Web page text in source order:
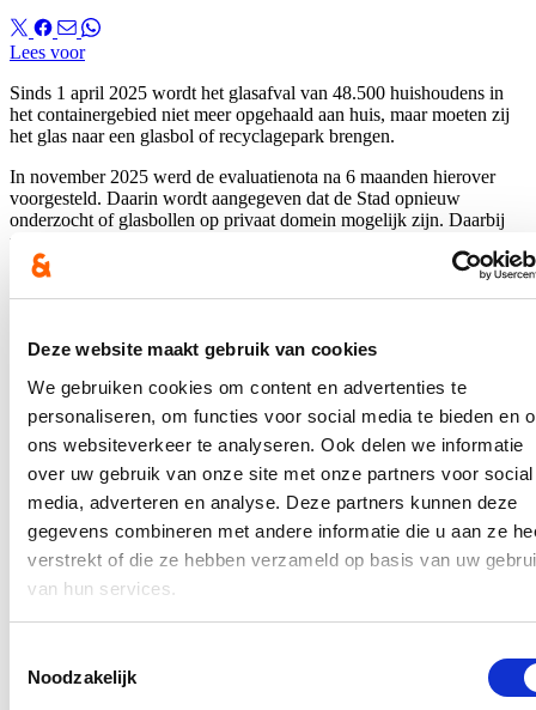
Deze website maakt gebruik van cookies
We gebruiken cookies om content en advertenties te
personaliseren, om functies voor social media te bieden en
ons websiteverkeer te analyseren. Ook delen we informatie
over uw gebruik van onze site met onze partners voor social
media, adverteren en analyse. Deze partners kunnen deze
gegevens combineren met andere informatie die u aan ze
verstrekt of die ze hebben verzameld op basis van uw
van hun services.
Noodzakelijk
Lees voor
Sinds 1 april 2025 wordt het glasafval van 48.500 huishoudens in
het containergebied niet meer opgehaald aan huis, maar moeten zij
het glas naar een glasbol of recyclagepark brengen.
In november 2025 werd de evaluatienota na 6 maanden hierover
voorgesteld. Daarin wordt aangegeven dat de Stad opnieuw
onderzocht of glasbollen op privaat domein mogelijk zijn. Daarbij
werden 6 theoretisch geschikte supermarktparkings en 4 extra
geschikte sporthalparkings gedetecteerd.
Verder werd aangekondigd dat de stad “de komende tijd” voor
publieke en/of commerciële activiteit zou onderzoeken.
Stijn stelde hierover vragen aan de bevoegde schepen tijdens de
gemeenteraad. Hierover verscheen een artikel inDe Gentenaar.
In de pers
Nieuwe speeltuin in Ter Durmenpark komt er nog
dit jaar
05/08/26
Speelzones in de buurt zijn belangrijke ontmoetingsplaatsen voor
leefbaarheid van de wijk en bieden kinderen de mogelijkheid om
dicht bij huis veilig te spelen.